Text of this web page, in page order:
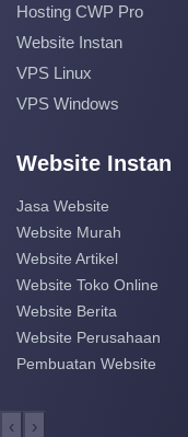
Hosting CWP Pro
Website Instan
VPS Linux
VPS Windows
Website Instan
Jasa Website
Website Murah
Website Artikel
Website Toko Online
Website Berita
Website Perusahaan
Pembuatan Website
‹ ›